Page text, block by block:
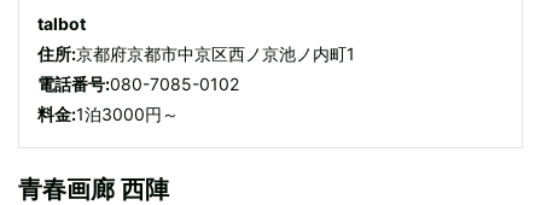
talbot
住所:京都府京都市中京区西ノ京池ノ内町1
電話番号:080-7085-0102
料金:1泊3000円～
青春画廊 西陣